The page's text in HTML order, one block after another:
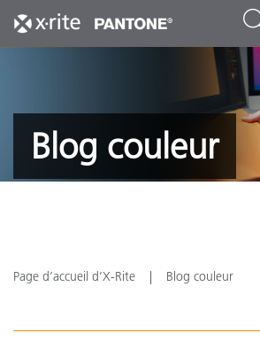
Blog couleur
Page d’accueil d’X-Rite Blog couleur